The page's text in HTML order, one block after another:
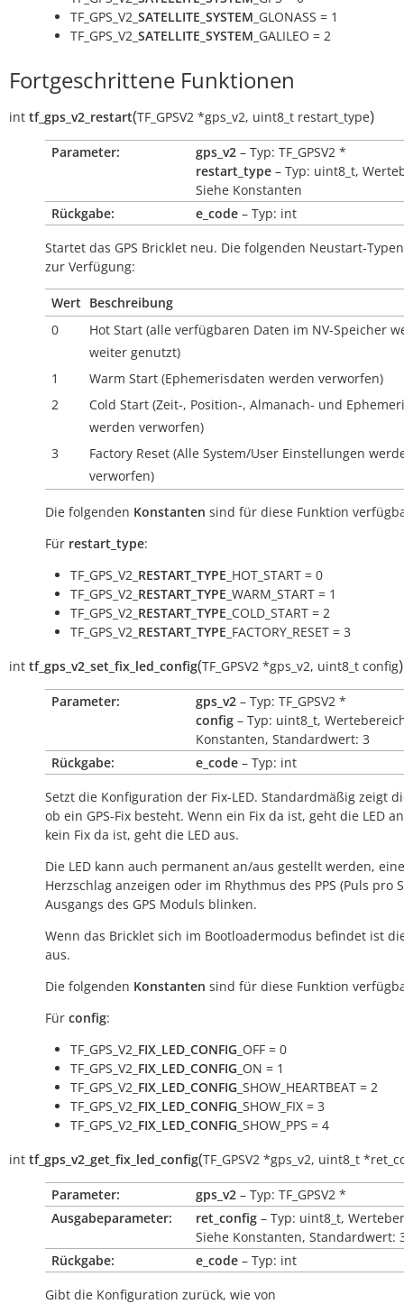
TF_GPS_V2_ SATELLITE_SYSTEM _GLONASS = 1
TF_GPS_V2_ SATELLITE_SYSTEM _GALILEO = 2
Fortgeschrittene Funktionen
int tf_gps_v2_restart(TF_GPSV2 *gps_v2, uint8_t restart_type)
Parameter: gps_v2 – Typ: TF_GPSV2 *
restart_type – Typ: uint8_t,
Siehe Konstanten
Rückgabe:
e_code – Typ: int
Startet das GPS Bricklet neu. Die folgenden Neustart-
zur Verfügung:
Wert Beschreibung
0
Hot Start (alle verfügbaren Daten im NV-Speicher
weiter genutzt)
1
Warm Start (Ephemerisdaten werden verworfen)
2
Cold Start (Zeit-, Position-, Almanach- und
werden verworfen)
3
Factory Reset (Alle System/User Einstellungen
verworfen)
Die folgenden Konstanten sind für diese Funktion
Für restart_type:
TF_GPS_V2_ RESTART_TYPE _HOT_START = 0
TF_GPS_V2_ RESTART_TYPE _WARM_START = 1
TF_GPS_V2_ RESTART_TYPE _COLD_START = 2
TF_GPS_V2_ RESTART_TYPE _FACTORY_RESET = 3
int tf_gps_v2_set_fix_led_config(TF_GPSV2 *gps_v2, uint8_t config)
Parameter: gps_v2 – Typ: TF_GPSV2 *
config – Typ: uint8_t,
Konstanten, Standardwert: 3
Rückgabe:
e_code – Typ: int
Setzt die Konfiguration der Fix-LED. Standardmäßig zeigt
ob ein GPS-Fix besteht. Wenn ein Fix da ist, geht die LED
kein Fix da ist, geht die LED aus.
Die LED kann auch permanent an/aus gestellt werden,
Herzschlag anzeigen oder im Rhythmus des PPS (Puls pro
Ausgangs des GPS Moduls blinken.
Wenn das Bricklet sich im Bootloadermodus befindet ist
aus.
Die folgenden Konstanten sind für diese Funktion
Für config:
TF_GPS_V2_ FIX_LED_CONFIG _OFF = 0
TF_GPS_V2_ FIX_LED_CONFIG _ON = 1
TF_GPS_V2_ FIX_LED_CONFIG _SHOW_HEARTBEAT = 2
TF_GPS_V2_ FIX_LED_CONFIG _SHOW_FIX = 3
TF_GPS_V2_ FIX_LED_CONFIG _SHOW_PPS = 4
int tf_gps_v2_get_fix_led_config(TF_GPSV2 *gps_v2, uint8_t *
Parameter: gps_v2 – Typ: TF_GPSV2 *
Ausgabeparameter:
ret_config – Typ: uint8_t,
Siehe Konstanten, Standardwert:
Rückgabe:
e_code – Typ: int
Gibt die Konfiguration zurück, wie von